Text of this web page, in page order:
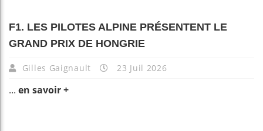
F1. LES PILOTES ALPINE PRÉSENTENT LE
GRAND PRIX DE HONGRIE
Gilles Gaignault 23 Juil 2026
... en savoir +